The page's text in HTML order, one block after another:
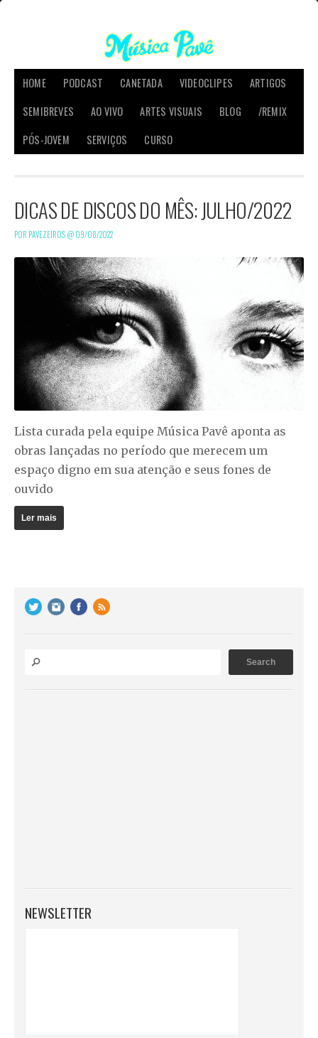
HOME PODCAST CANETADA VIDEOCLIPES
ARTIGOS
SEMIBREVES
AO VIVO ARTES VISUAIS BLOG
/REMIX
PÓS-JOVEM
SERVIÇOS CURSO
DICAS DE DISCOS DO MÊS: JULHO/2022
POR PAVEZEIROS @09/08/2022
Lista curada pela equipe Música Pavê aponta as
obras lançadas no período que merecem um
espaço digno em sua atenção e seus fones de
ouvido
Ler mais
NEWSLETTER